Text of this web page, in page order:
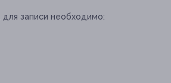
записи необходимо: